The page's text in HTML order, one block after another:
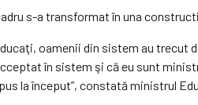
s-a transformat în una
oamenii din sistem au trecut
în sistem şi că eu sunt
la început”, constată ministrul